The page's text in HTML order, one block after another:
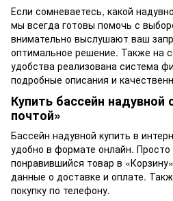
Если сомневаетесь, какой
мы всегда готовы помочь с
внимательно выслушают ваш
оптимальное решение. Также на
удобства реализована система
подробные описания и
Купить бассейн надувной
почтой»
Бассейн надувной купить в
удобно в формате онлайн. Просто
понравившийся товар в
данные о доставке и оплате.
покупку по телефону.